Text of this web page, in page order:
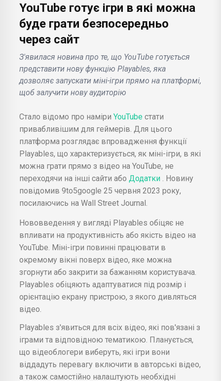
YouTube готує ігри в які можна
буде грати безпосередньо
через сайт
З'явилася новина про те, що YouTube готується
представити нову функцію Playables, яка
дозволяє запускати міні-ігри прямо на платформі,
щоб залучити нову аудиторію
Стало відомо про наміри YouTube стати
привабливішим для геймерів. Для цього
платформа розглядає впровадження функції
Playables, що характеризується, як міні-ігри, в які
можна грати прямо з відео на YouTube, не
переходячи на інші сайти або Додатки
. Новину
повідомив 9to5google 25 червня 2023 року,
посилаючись на Wall Street Journal.
Нововведення у вигляді Playables обіцяє не
впливати на продуктивність або якість відео на
YouTube. Міні-ігри повинні працювати в
окремому вікні поверх відео, яке можна
згорнути або закрити за бажанням користувача.
Playables обіцяють адаптуватися під розмір і
орієнтацію екрану пристрою, з якого дивляться
відео.
Playables з'явиться для всіх відео, які пов'язані з
іграми та відповідною тематикою. Планується,
що відеоблогери виберуть, які ігри вони
віддадуть перевагу включити в авторські відео,
а також самостійно налаштують необхідні